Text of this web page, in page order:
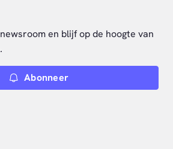
en blijf op de hoogte van
Abonneer